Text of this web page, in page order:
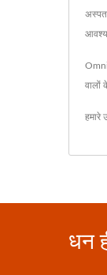
वालों
हमारे
धन